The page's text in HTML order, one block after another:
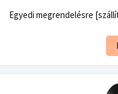
Egyedi megrendelésre